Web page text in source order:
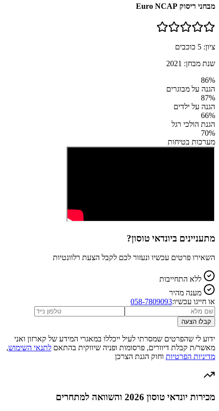
מבחני ריסוק Euro NCAP
ציון: 5 כוכבים
שנת מבחן: 2021
86%
הגנה על מבוגרים
87%
הגנה על ילדים
66%
הגנת הולכי רגל
70%
מערכות בטיחות
מתעניינים ביונדאי טוסון?
השאירו פרטים עכשיו ונעזור לכם לקבל הצעת רלוונטיות
ללא התחייבות
מענה מהיר
או חייגו עכשיו:058-7809093
קבלו הצעה
ידוע לי שהפרטים שמסרתי לעיל ייכללו במאגרי המידע של קארזון ואני
מאשר/ת קבלת דיוורים, פרסומות ופניה שיווקית בהתאם לתנאי השימוש,
מדיניות הפרטיות וחוק הגנת הצרכן
מכירות יונדאי טוסון 2026 והשוואה למתחרים